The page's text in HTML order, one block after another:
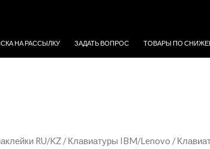
НА РАССЫЛКУ ЗАДАТЬ ВОПРОС ТОВАРЫ ПО
RU/KZ /Клавиатуры IBM/Lenovo /